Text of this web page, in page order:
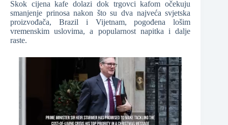
Skok cijena kafe dolazi dok trgovci kafom očekuju
smanjenje prinosa nakon što su dva najveća svjetska
proizvođača, Brazil i Vijetnam, pogođena lošim
vremenskim uslovima, a popularnost napitka i dalje
raste.